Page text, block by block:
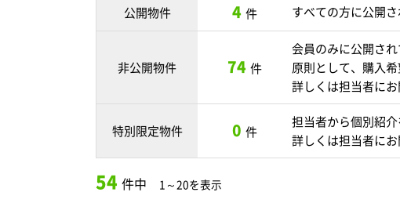
公開物件 4 件 すべての方に公開さ
非公開物件 74 件
会員のみに公開され
原則として、購入
詳しくは担当者にお
特別限定物件 0 件
担当者から個別紹
詳しくは担当者にお
54 件中 1～20を表示